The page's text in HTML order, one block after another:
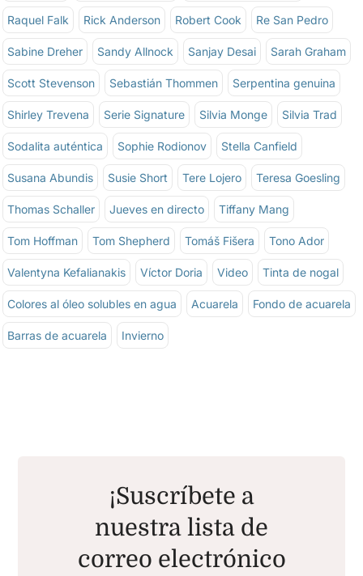
Raquel Falk Rick Anderson Robert Cook Re San Pedro
Sabine Dreher Sandy Allnock Sanjay Desai Sarah Graham
Scott Stevenson Sebastián Thommen Serpentina genuina
Shirley Trevena Serie Signature Silvia Monge Silvia Trad
Sodalita auténtica Sophie Rodionov Stella Canfield
Susana Abundis Susie Short Tere Lojero Teresa Goesling
Thomas Schaller Jueves en directo Tiffany Mang
Tom Hoffman Tom Shepherd Tomáš Fišera Tono Ador
Valentyna Kefalianakis Víctor Doria Video Tinta de nogal
Colores al óleo solubles en agua Acuarela Fondo de acuarela
Barras de acuarela Invierno
¡Suscríbete a
nuestra lista de
correo electrónico